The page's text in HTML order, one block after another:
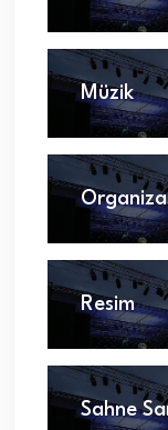
Müzik
Resim
Sahne